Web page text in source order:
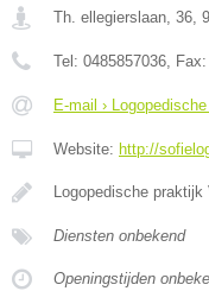
Th. ellegierslaan, 36
Tel: 0485857036 , Fax:
E-mail ›
Website: http://
Logopedische
Diensten onbekend
Openingstijden